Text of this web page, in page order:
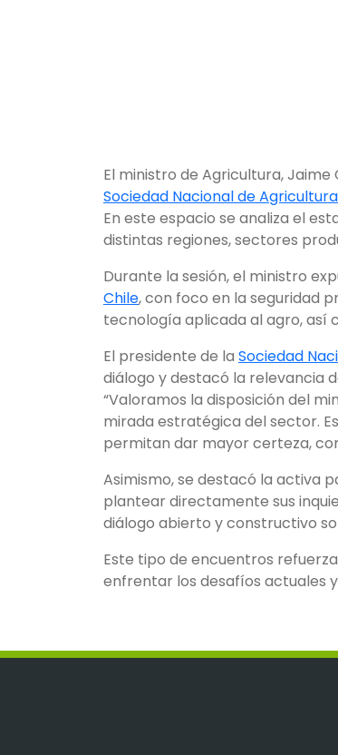
El ministro de Agricultura,
Sociedad Nacional de Agricultura
En este espacio se analiza el
distintas regiones, sectores
Durante la sesión, el ministro
Chile, con foco en la seguridad
tecnología aplicada al agro, así
El presidente de la Sociedad
diálogo y destacó la relevancia
“Valoramos la disposición del
mirada estratégica del sector.
permitan dar mayor certeza,
Asimismo, se destacó la activa
plantear directamente sus
diálogo abierto y constructivo
Este tipo de encuentros
enfrentar los desafíos actuales